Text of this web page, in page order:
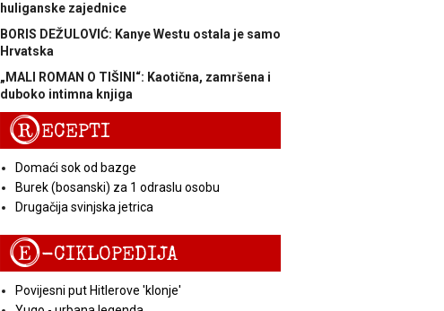
huliganske zajednice
BORIS DEŽULOVIĆ: Kanye Westu ostala je samo
Hrvatska
„MALI ROMAN O TIŠINI“: Kaotična, zamršena i
duboko intimna knjiga
RECEPTI
Domaći sok od bazge
Burek (bosanski) za 1 odraslu osobu
Drugačija svinjska jetrica
E-CIKLOPEDIJA
Povijesni put Hitlerove 'klonje'